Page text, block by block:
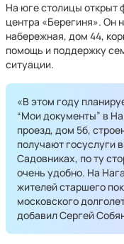
На юге столицы открыт
центра «Берегиня». Он
набережная, дом 44,
помощь и поддержку
ситуации.
«В этом году
“Мои документы” в
проезд, дом 5б,
получают госуслуги
Садовниках, по ту
очень удобно. На
жителей старшего
московского
добавил Сергей